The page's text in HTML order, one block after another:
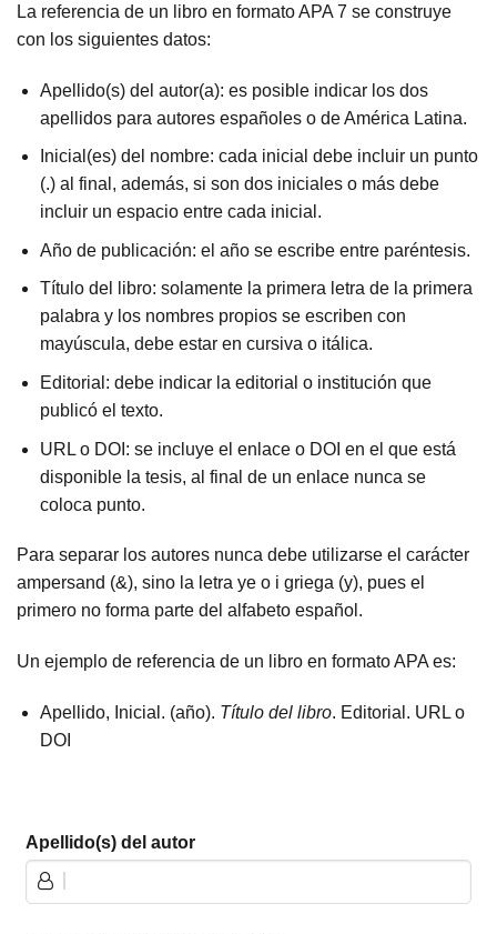
La referencia de un libro en formato APA 7 se construye
con los siguientes datos:
Apellido(s) del autor(a): es posible indicar los dos
apellidos para autores españoles o de América Latina.
Inicial(es) del nombre: cada inicial debe incluir un punto
(.) al final, además, si son dos iniciales o más debe
incluir un espacio entre cada inicial.
Año de publicación: el año se escribe entre paréntesis.
Título del libro: solamente la primera letra de la primera
palabra y los nombres propios se escriben con
mayúscula, debe estar en cursiva o itálica.
Editorial: debe indicar la editorial o institución que
publicó el texto.
URL o DOI: se incluye el enlace o DOI en el que está
disponible la tesis, al final de un enlace nunca se
coloca punto.
Para separar los autores nunca debe utilizarse el carácter
ampersand (&), sino la letra ye o i griega (y), pues el
primero no forma parte del alfabeto español.
Un ejemplo de referencia de un libro en formato APA es:
Apellido, Inicial. (año). Título del libro. Editorial. URL o
DOI
Apellido(s) del autor